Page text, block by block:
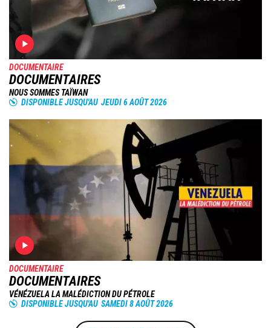
DOCUMENTAIRE
DOCUMENTAIRES
NOUS SOMMES TAÏWAN
DISPONIBLE JUSQU'AU JEUDI 6 AOÛT 2026
Image
DOCUMENTAIRE
DOCUMENTAIRES
VÉNÉZUELA LA MALÉDICTION DU PÉTROLE
DISPONIBLE JUSQU'AU SAMEDI 8 AOÛT 2026